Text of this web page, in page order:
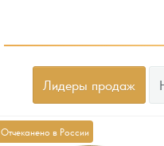
Лидеры продаж
Отчеканено в России